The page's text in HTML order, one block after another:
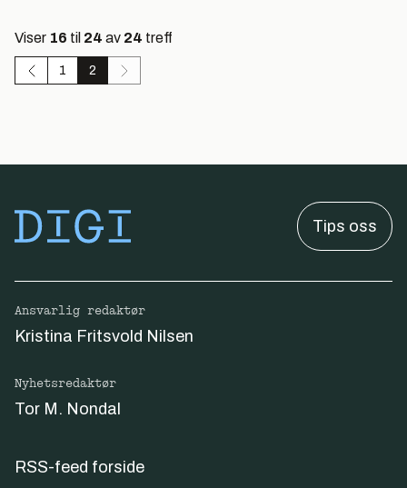
Viser 16 til 24 av 24 treff
1 2
Tips oss
Ansvarlig redaktør
Kristina Fritsvold Nilsen
Nyhetsredaktør
Tor M. Nondal
RSS-feed forside